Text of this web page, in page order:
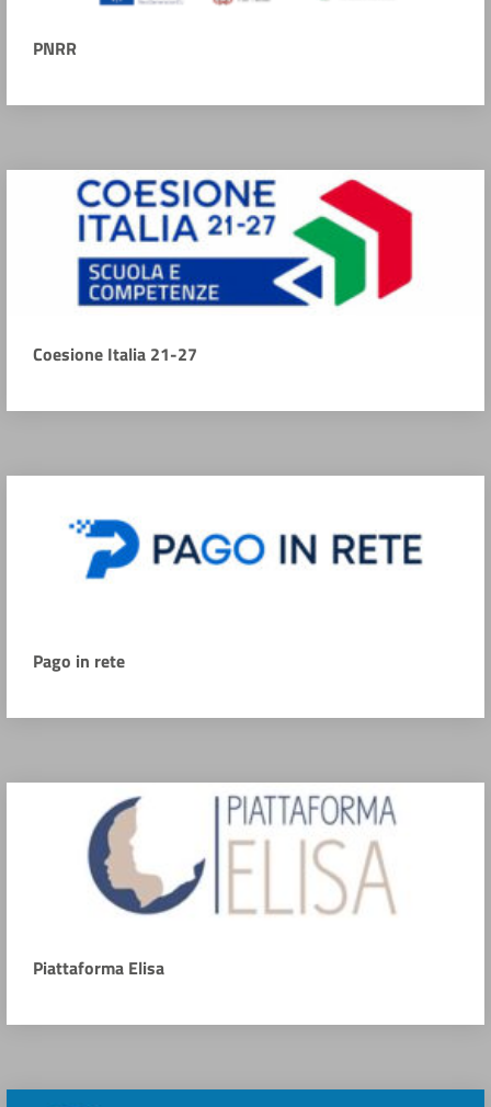
PNRR
Coesione Italia 21-27
Pago in rete
Piattaforma Elisa